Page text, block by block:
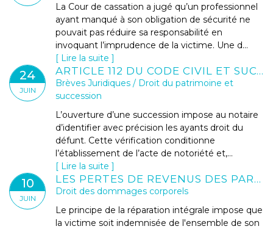
La Cour de cassation a jugé qu’un professionnel
ayant manqué à son obligation de sécurité ne
pouvait pas réduire sa responsabilité en
invoquant l’imprudence de la victime. Une d...
Lire la suite
ARTICLE 112 DU CODE CIVIL ET SUCCESSION BLOQUÉE : QUELLES SOLUTIONS FACE À UN HÉRITIER INTROUVABLE ?
24
JUIN
Brèves Juridiques / Droit du patrimoine et
succession
L’ouverture d’une succession impose au notaire
d’identifier avec précision les ayants droit du
défunt. Cette vérification conditionne
l’établissement de l’acte de notoriété et,...
Lire la suite
LES PERTES DE REVENUS DES PARENTS AIDANTS NE SONT PAS TOUJOURS INDEMNISABLES
10
JUIN
Droit des dommages corporels
Le principe de la réparation intégrale impose que
la victime soit indemnisée de l'ensemble de son